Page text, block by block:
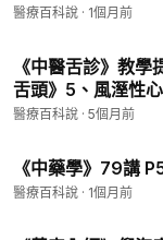
醫療百科說 · 1個月前
《中醫舌診》教
舌頭》5、風溼性
死、先天性心臟病
醫療百科說 · 5個月前
《中藥學》79講
醫療百科說 · 1個月前